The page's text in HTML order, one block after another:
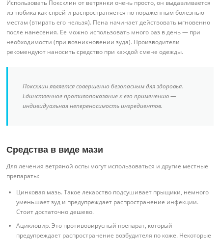
Использовать Поксклин от ветрянки очень просто, он выдавливается
из тюбика как спрей и распространяется по пораженным болезнью
местам (втирать его нельзя). Пена начинает действовать мгновенно
после нанесения. Ее можно использовать много раз в день — при
необходимости (при возникновении зуда). Производители
рекомендуют наносить средство при каждой смене одежды.
Поксклин является совершенно безопасным для здоровья.
Единственное противопоказание к его применению —
индивидуальная непереносимость ингредиентов.
Средства в виде мази
Для лечения ветряной оспы могут использоваться и другие местные
препараты:
Цинковая мазь. Такое лекарство подсушивает прыщики, немного
уменьшает зуд и предупреждает распространение инфекции.
Стоит достаточно дешево.
Ацикловир. Это противовирусный препарат, который
предупреждает распространение возбудителя по коже. Некоторые